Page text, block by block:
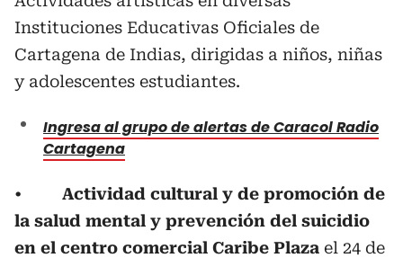
Instituciones Educativas Oficiales de
Cartagena de Indias, dirigidas a niños, niñas
y adolescentes estudiantes.
Ingresa al grupo de alertas de Caracol Radio
Cartagena
• Actividad cultural y de promoción de
la salud mental y prevención del suicidio
en el centro comercial Caribe Plaza el 24 de